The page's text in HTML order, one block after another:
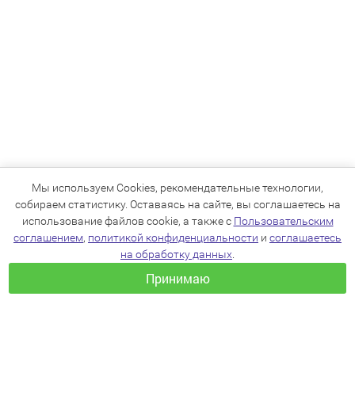
Мы используем Cookies, рекомендательные технологии,
собираем статистику. Оставаясь на сайте, вы соглашаетесь на
использование файлов cookie, а также с Пользовательским
соглашением, политикой конфиденциальности и соглашаетесь
на обработку данных
Принимаю